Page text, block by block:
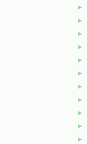
►
►
►
►
►
►
►
►
►
►
►